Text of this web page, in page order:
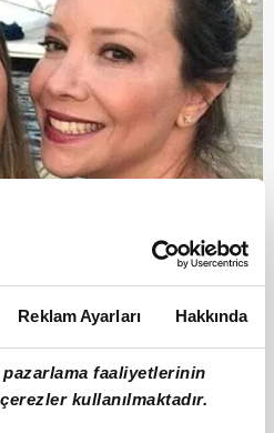
Reklam Ayarları Hakkında
faaliyetlerinin
kullanılmaktadır.